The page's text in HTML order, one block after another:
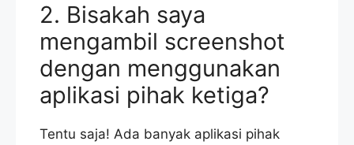
2. Bisakah saya
mengambil screenshot
dengan menggunakan
aplikasi pihak ketiga?
Tentu saja! Ada banyak aplikasi pihak